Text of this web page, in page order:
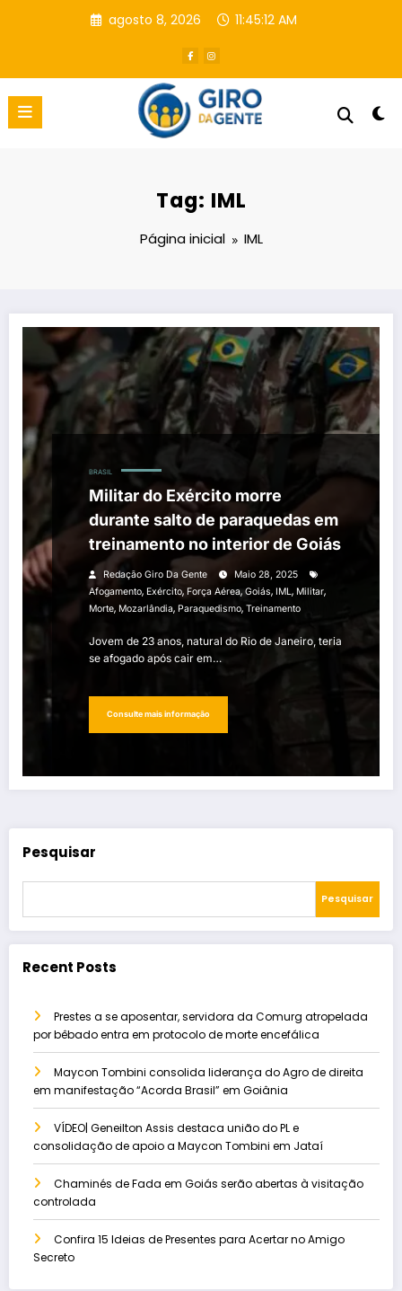
agosto 8, 2026 11:45:13 AM
Tag: IML
Página inicial IML
BRASIL
Militar do Exército morre
durante salto de paraquedas em
treinamento no interior de Goiás
Redação Giro Da Gente
Maio 28, 2025
Afogamento, Exército, Força Aérea,Goiás, IML, Militar,
Morte, Mozarlândia, Paraquedismo, Treinamento
Jovem de 23 anos, natural do Rio de Janeiro, teria
se afogado após cair em…
Consulte mais informação
Pesquisar
Pesquisar
Recent Posts
Prestes a se aposentar, servidora da Comurg atropelada
por bêbado entra em protocolo de morte encefálica
Maycon Tombini consolida liderança do Agro de direita
em manifestação “Acorda Brasil” em Goiânia
VÍDEO| Geneilton Assis destaca união do PL e
consolidação de apoio a Maycon Tombini em Jataí
Chaminés de Fada em Goiás serão abertas à visitação
controlada
Confira 15 Ideias de Presentes para Acertar no Amigo
Secreto